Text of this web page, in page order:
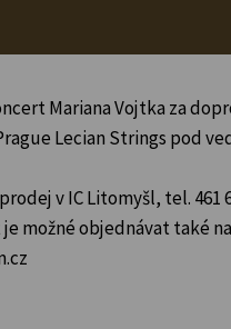
Mariana Vojtka za
Lecian Strings pod
v IC Litomyšl, tel. 461
možné objednávat také